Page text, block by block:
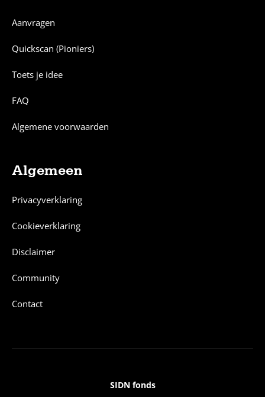
Aanvragen
Quickscan (Pioniers)
Toets je idee
FAQ
Algemene voorwaarden
Algemeen
Privacyverklaring
Cookieverklaring
Disclaimer
Community
Contact
SIDN fonds